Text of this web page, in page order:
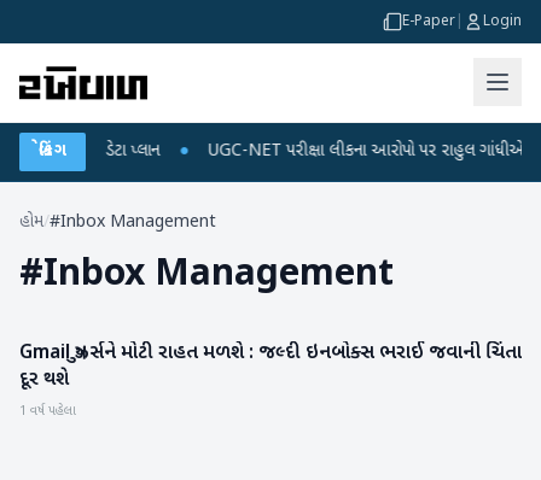
E-Paper Login
બ્રેકિંગઅને ડેટા પ્લાન ● UGC-NET પરીક્ષા લીકના આરોપો પર રાહુલ ગાંધીએ કેન્દ્ર
હોમ/#Inbox Management
#Inbox Management
સાયન્સ & ટેકનોલોજી
Gmail યુઝર્સને મોટી રાહત મળશે : જલ્દી ઇનબોક્સ ભરાઈ જવાની ચિંતા
દૂર થશે
1 વર્ષ પહેલા